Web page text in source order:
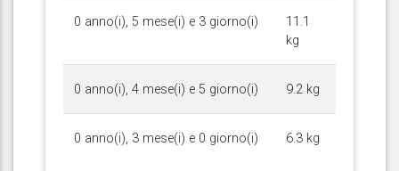
0 anno(i), 5 mese(i) e 3 giorno(i)
11.1
kg
0 anno(i), 4 mese(i) e 5 giorno(i) 9.2 kg
0 anno(i), 3 mese(i) e 0 giorno(i) 6.3 kg